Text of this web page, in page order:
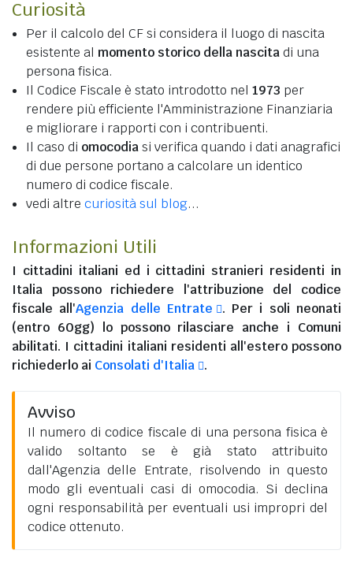
Curiosità
Per il calcolo del CF si considera il luogo di nascita
esistente al momento storico della nascitadi una
persona fisica.
Il Codice Fiscale è stato introdotto nel 1973 per
rendere più efficiente l'Amministrazione Finanziaria
e migliorare i rapporti con i contribuenti.
Il caso di omocodiasi verifica quando i dati anagrafici
di due persone portano a calcolare un identico
numero di codice fiscale.
vedi altre curiosità sul blog...
Informazioni Utili
I cittadini italiani ed i cittadini stranieri residenti in
Italia possono richiedere l'attribuzione del codice
fiscale all'Agenzia delle Entrate
. Per i soli neonati
(entro 60gg) lo possono rilasciare anche i Comuni
abilitati. I cittadini italiani residenti all'esteropossono
richiederlo ai Consolati d'Italia .
Avviso
Il numero di codice fiscale di una persona fisica è
valido soltanto se è già stato attribuito
dall'Agenzia delle Entrate, risolvendo in questo
modo gli eventuali casi di omocodia. Si declina
ogni responsabilità per eventuali usi impropri del
codice ottenuto.